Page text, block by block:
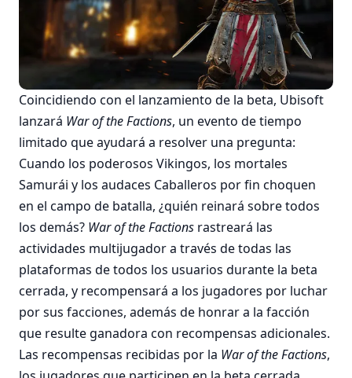
Coincidiendo con el lanzamiento de la beta, Ubisoft
lanzará War of the Factions, un evento de tiempo
limitado que ayudará a resolver una pregunta:
Cuando los poderosos Vikingos, los mortales
Samurái y los audaces Caballeros por fin choquen
en el campo de batalla, ¿quién reinará sobre todos
los demás? War of the Factions rastreará las
actividades multijugador a través de todas las
plataformas de todos los usuarios durante la beta
cerrada, y recompensará a los jugadores por luchar
por sus facciones, además de honrar a la facción
que resulte ganadora con recompensas adicionales.
Las recompensas recibidas por la War of the Factions,